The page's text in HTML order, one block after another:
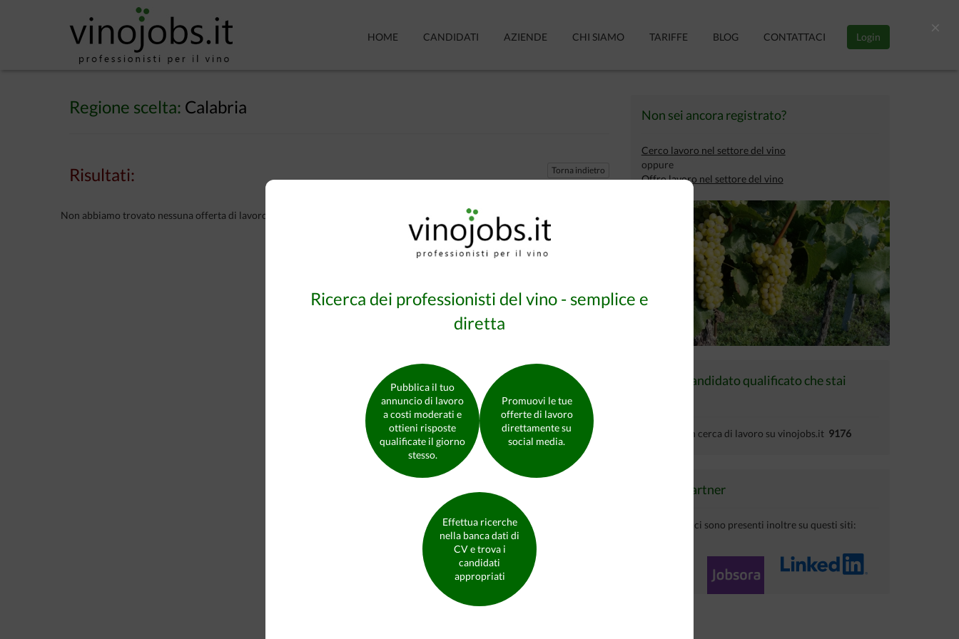
HOME CANDIDATI AZIENDE CHI SIAMO TARIFFE BLOG CONTATTACI Login
Regione scelta: Calabria
Torna indietro
Risultati:
Non abbiamo trovato nessuna offerta di lavoro secondo i tuoi criteri di ricerca!
Non sei ancora registrato?
Cerco lavoro nel settore del vino
oppure
Offro lavoro nel settore del vino
Trova il candidato qualificato che stai
Candidati in cerca di lavoro su vinojobs.it 9176
I nostri partner
I tuoi annunci sono presenti inoltre su questi siti:
Ricerca dei professionisti del vino - semplice e
diretta
Pubblica il tuo
annuncio di lavoro
a costi moderati e
ottieni risposte
qualificate il giorno
stesso.
Promuovi le tue
offerte di lavoro
direttamente su
social media.
Effettua ricerche
nella banca dati di
CV e trova i
candidati
appropriati
×